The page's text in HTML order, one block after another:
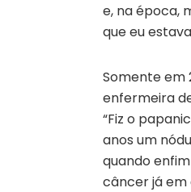
e, na época,
que eu
Somente em
enfermeira
“Fiz o
anos um
quando
câncer já em